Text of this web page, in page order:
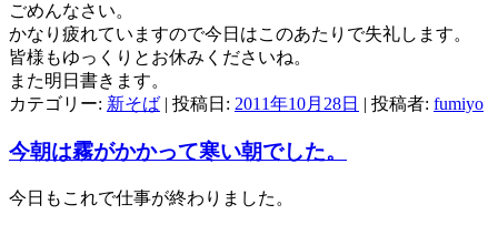
ごめんなさい。
かなり疲れていますので今日はこのあたりで失礼します。
皆様もゆっくりとお休みくださいね。
また明日書きます。
カテゴリー: 新そば | 投稿日: 2011年10月28日 | 投稿者: fumiyo
今朝は霧がかかって寒い朝でした。
今日もこれで仕事が終わりました。